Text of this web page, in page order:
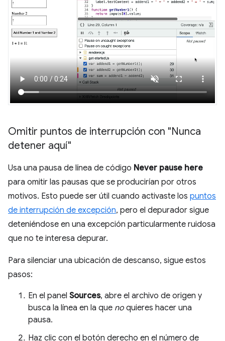
Omitir puntos de interrupción con "Nunca
detener aquí"
Usa una pausa de línea de código Never pause here
para omitir las pausas que se producirían por otros
motivos. Esto puede ser útil cuando activaste los puntos
de interrupción de excepción, pero el depurador sigue
deteniéndose en una excepción particularmente ruidosa
que no te interesa depurar.
Para silenciar una ubicación de descanso, sigue estos
pasos:
En el panel Sources, abre el archivo de origen y
busca la línea en la que no quieres hacer una
pausa.
Haz clic con el botón derecho en el número de